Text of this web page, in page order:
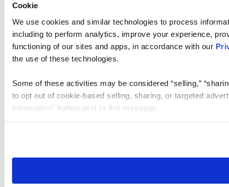
Cookie
We use cookies and similar technologies to process
including to perform analytics, improve your experience,
functioning of our sites and apps, in accordance with our
the use of these technologies.
Some of these activities may be considered “selling,”
to opt out of cookie-based selling, sharing, or targeted
Information” button next to this message.
need to be set again.